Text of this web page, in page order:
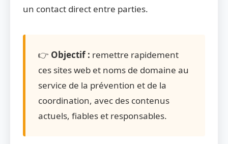
un contact direct entre parties.
👉 Objectif : remettre rapidement
ces sites web et noms de domaine au
service de la prévention et de la
coordination, avec des contenus
actuels, fiables et responsables.